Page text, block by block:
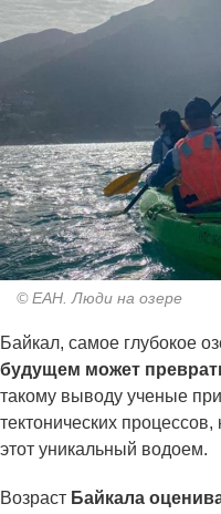
© ЕАН. Люди на озере
Байкал, самое глубокое
будущем может
такому выводу ученые
тектонических
этот уникальный водоем.
Возраст Байкала